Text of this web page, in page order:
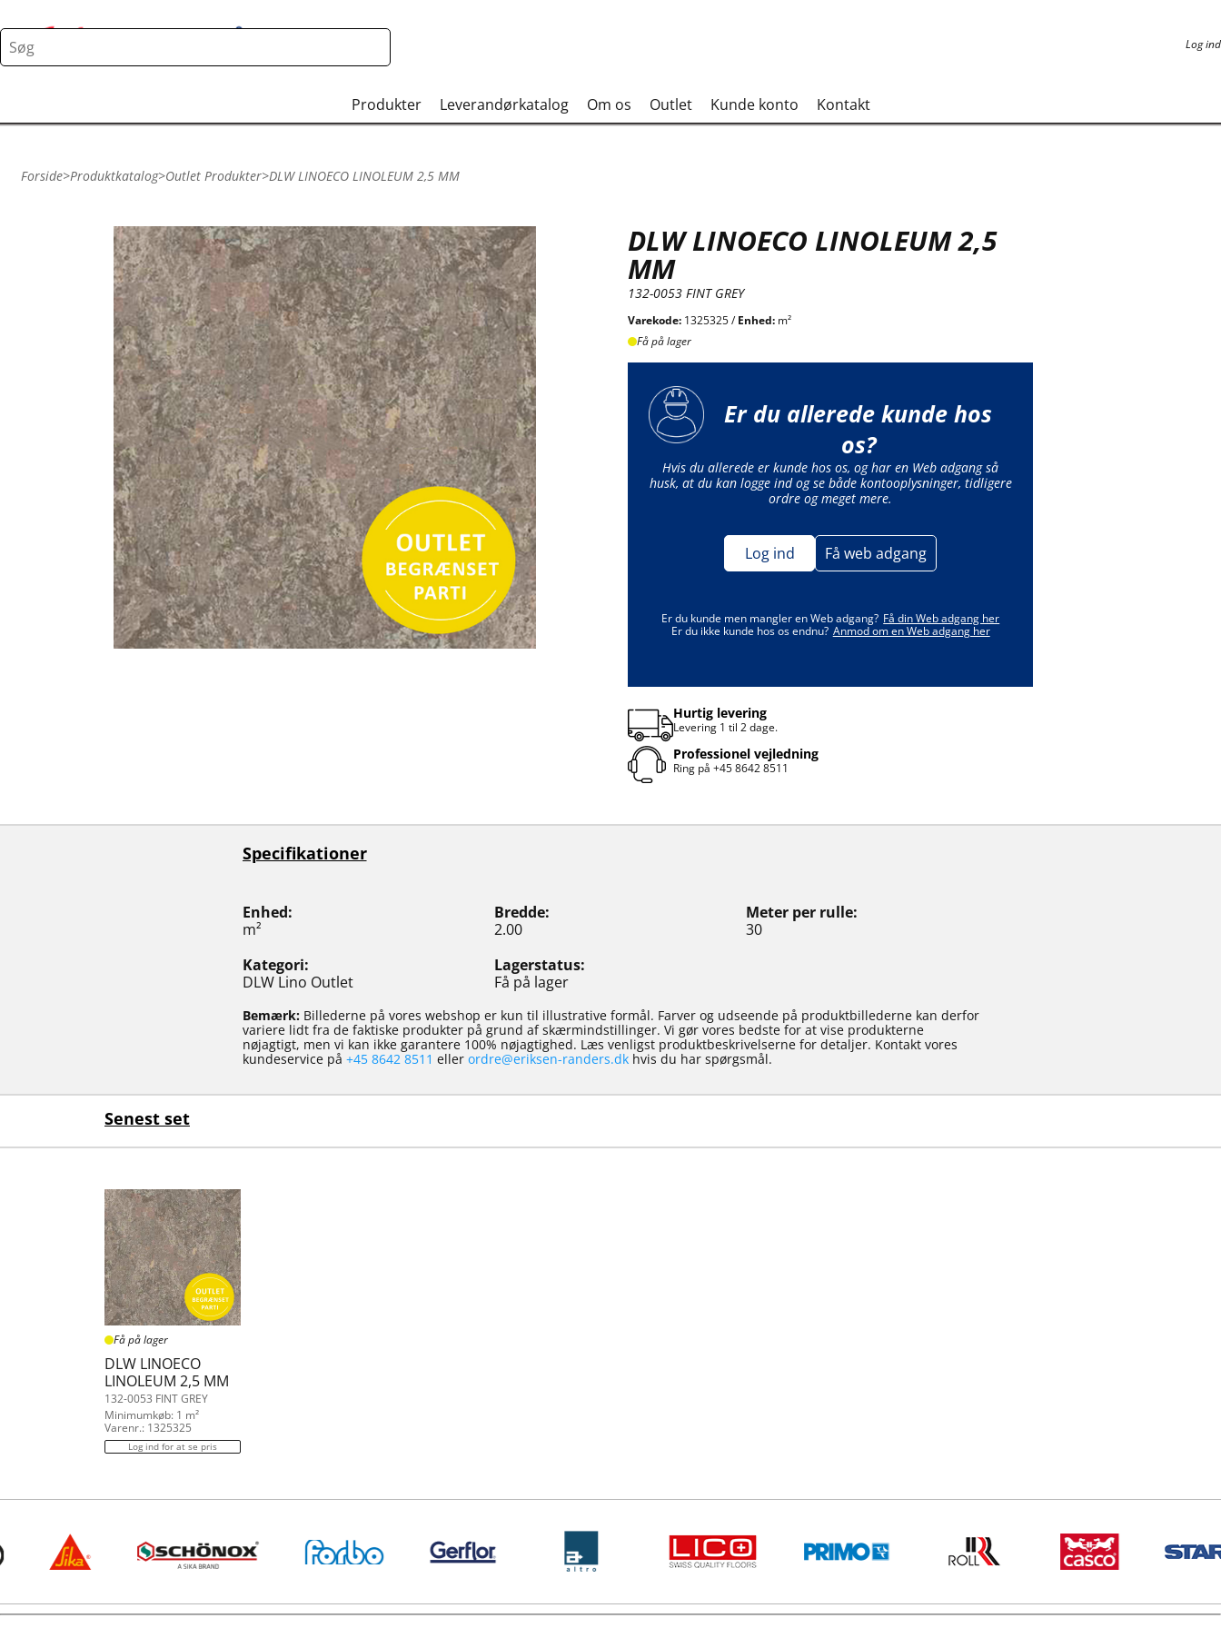
Log ind
Produkter Leverandørkatalog Om os Outlet Kunde konto Kontakt
Forside>Produktkatalog>Outlet Produkter>DLW LINOECO LINOLEUM 2,5 MM
DLW LINOECO LINOLEUM 2,5
MM
132-0053 FINT GREY
Varekode: 1325325 /Enhed: m²
Få på lager
Er du allerede kunde hos
os?
Hvis du allerede er kunde hos os, og har en Web adgang så
husk, at du kan logge ind og se både kontooplysninger, tidligere
ordre og meget mere.
Log ind Få web adgang
Er du kunde men mangler en Web adgang? Få din Web adgang her
Er du ikke kunde hos os endnu? Anmod om en Web adgang her
Hurtig levering
Levering 1 til 2 dage.
Professionel vejledning
Ring på+45 8642 8511
Specifikationer
Enhed
m²
Bredde
2.00
Meter per rulle
30
Kategori
DLW Lino Outlet
Lagerstatus
Få på lager
Bemærk:Billederne på vores webshop er kun til illustrative formål. Farver og udseende på produktbillederne kan derfor
variere lidt fra de faktiske produkter på grund af skærmindstillinger. Vi gør vores bedste for at vise produkterne
nøjagtigt, men vi kan ikke garantere 100% nøjagtighed. Læs venligst produktbeskrivelserne for detaljer. Kontakt vores
kundeservice på +45 8642 8511 eller ordre@eriksen-randers.dkhvis du har spørgsmål.
Senest set
Få på lager
DLW LINOECO
LINOLEUM 2,5 MM
132-0053 FINT GREY
Minimumkøb: 1 m²
Varenr.: 1325325
Log ind for at se pris